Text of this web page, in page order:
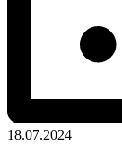
18.07.2024